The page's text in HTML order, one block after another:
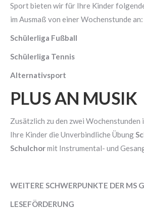
Sport bieten wir für Ihre Kinder
im Ausmaß von einer Wochenstunde an:
Schülerliga Fußball
Schülerliga Tennis
Alternativsport
PLUS AN MUSIK
Zusätzlich zu den zwei
Ihre Kinder die Unverbindliche Übung
Schulchormit Instrumental- und
WEITERE SCHWERPUNKTE DER MS
LESEFÖRDERUNG